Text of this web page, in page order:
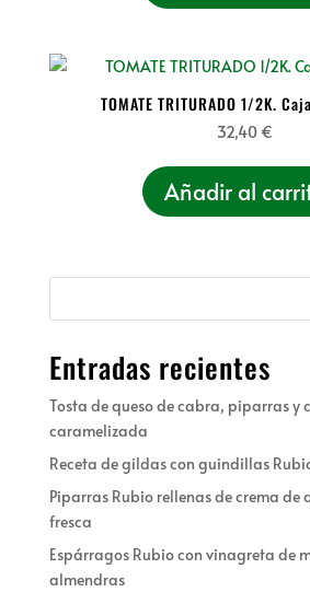
TOMATE TRITURADO 1/2K.
32,40 €
Añadir al
Entradas recientes
Tosta de queso de cabra, piparras y
caramelizada
Receta de gildas con guindillas
Piparras Rubio rellenas de crema de
fresca
Espárragos Rubio con vinagreta de
almendras